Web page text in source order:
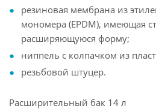
резиновая мембрана из
мономера (EPDM), имеющая
расширяющуюся форму;
ниппель с колпачком из
резьбовой штуцер.
Расширительный бак 14 л